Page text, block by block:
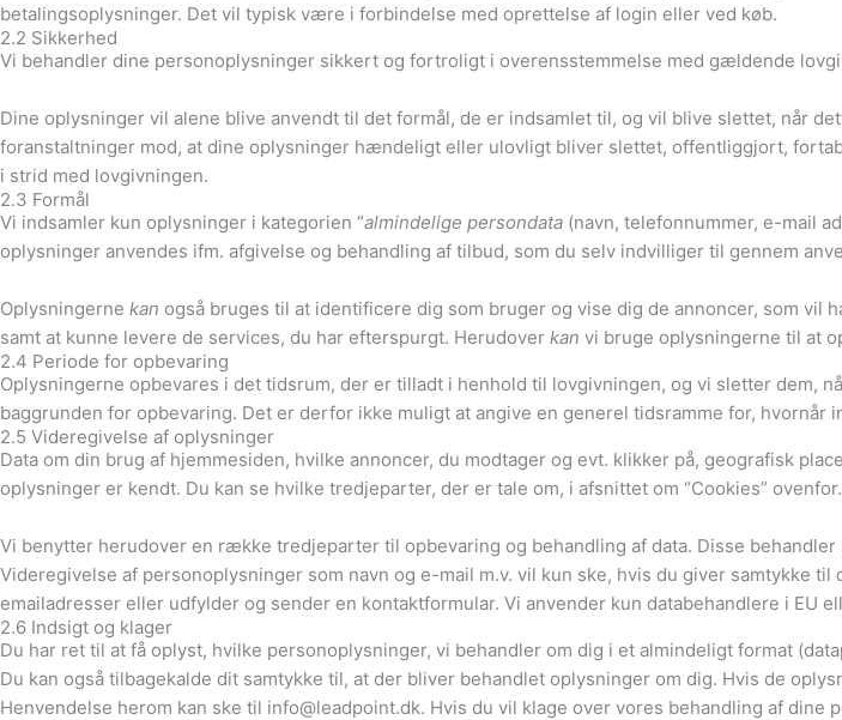
betalingsoplysninger. Det vil typisk være i forbindelse med oprettelse af login eller ved køb.
2.2 Sikkerhed
Vi behandler dine personoplysninger sikkert og fortroligt i overensstemmelse med gældende
Dine oplysninger vil alene blive anvendt til det formål, de er indsamlet til, og vil blive slettet, når
foranstaltninger mod, at dine oplysninger hændeligt eller ulovligt bliver slettet, offentliggjort,
i strid med lovgivningen.
2.3 Formål
Vi indsamler kun oplysninger i kategorien “almindelige persondata (navn, telefonnummer, e-mail
oplysninger anvendes ifm. afgivelse og behandling af tilbud, som du selv indvilliger til gennem
Oplysningerne kan også bruges til at identificere dig som bruger og vise dig de annoncer, som
samt at kunne levere de services, du har efterspurgt. Herudover kan vi bruge oplysningerne til at
2.4 Periode for opbevaring
Oplysningerne opbevares i det tidsrum, der er tilladt i henhold til lovgivningen, og vi sletter
baggrunden for opbevaring. Det er derfor ikke muligt at angive en generel tidsramme for, hvornår
2.5 Videregivelse af oplysninger
Data om din brug af hjemmesiden, hvilke annoncer, du modtager og evt. klikker på, geografisk
oplysninger er kendt. Du kan se hvilke tredjeparter, der er tale om, i afsnittet om “Cookies”
Vi benytter herudover en række tredjeparter til opbevaring og behandling af data. Disse
Videregivelse af personoplysninger som navn og e-mail m.v. vil kun ske, hvis du giver samtykke
emailadresser eller udfylder og sender en kontaktformular. Vi anvender kun databehandlere i
2.6 Indsigt og klager
Du har ret til at få oplyst, hvilke personoplysninger, vi behandler om dig i et almindeligt format
Du kan også tilbagekalde dit samtykke til, at der bliver behandlet oplysninger om dig. Hvis de
Henvendelse herom kan ske til info@leadpoint.dk. Hvis du vil klage over vores behandling af